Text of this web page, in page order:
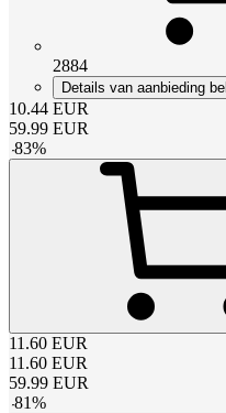
2884
Details van aanbieding
10.44 EUR
59.99 EUR
-83%
11.60 EUR
11.60 EUR
59.99 EUR
-81%